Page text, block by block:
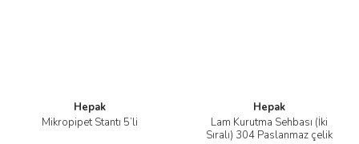
Hepak
Mikropipet Stantı 5’li
Hepak
Lam Kurutma Sehbası (İki
Sıralı) 304 Paslanmaz çelik